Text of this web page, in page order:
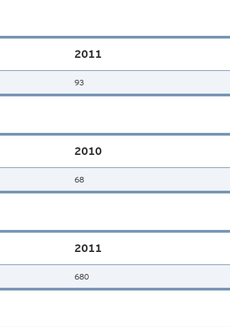
2011
93
2010
68
2011
680